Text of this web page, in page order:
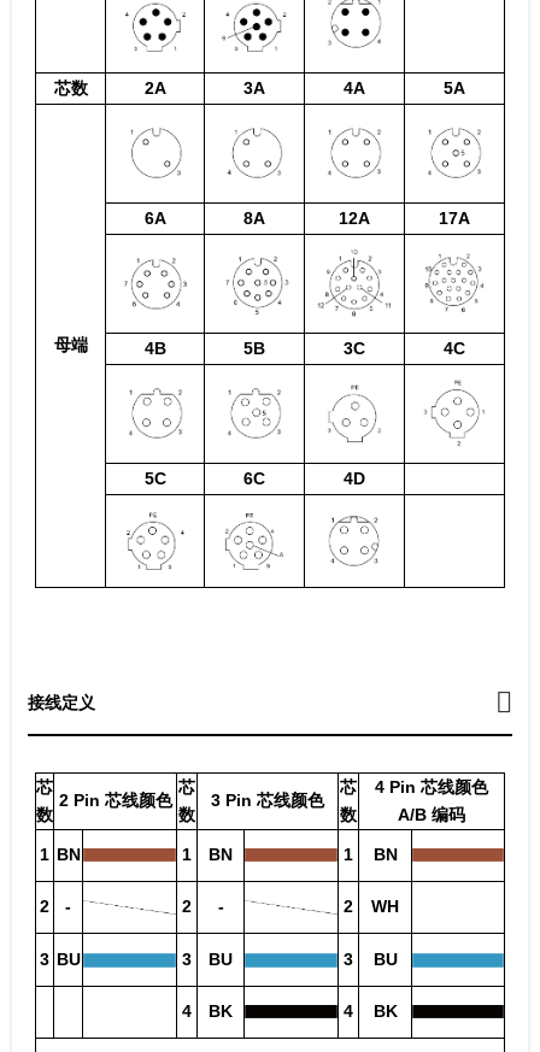
芯数 2A 3A 4A 5A
母端
6A 8A 12A 17A
4B 5B 3C 4C
5C 6C 4D
接线定义
芯
数
2 Pin 芯线颜色
芯
数
3 Pin 芯线颜色
芯
数
4 Pin 芯线颜色
A/B 编码
1 BN 1 BN 1 BN
2 - 2 - 2 WH
3 BU 3 BU 3 BU
4 BK 4 BK